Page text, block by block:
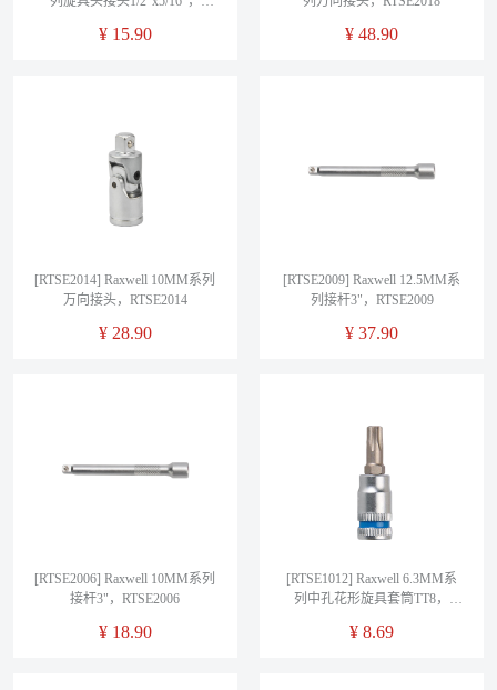
¥ 15.90 ¥48.90
[RTSE2014] Raxwell 10MM系列
万向接头，RTSE2014
¥ 28.90
[RTSE2009] Raxwell 12.5MM系
列接杆3"，RTSE2009
¥37.90
[RTSE2006] Raxwell 10MM系列
接杆3"，RTSE2006
¥ 18.90
[RTSE1012] Raxwell 6.3MM系
列中孔花形旋具套筒TT8，
¥8.69